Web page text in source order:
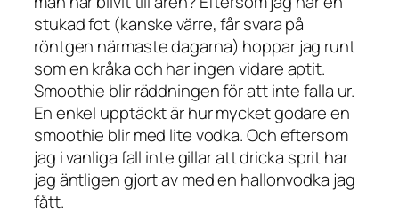
stukad fot (kanske värre, får svara på
röntgen närmaste dagarna) hoppar jag runt
som en kråka och har ingen vidare aptit.
Smoothie blir räddningen för att inte falla ur.
En enkel upptäckt är hur mycket godare en
smoothie blir med lite vodka. Och eftersom
jag i vanliga fall inte gillar att dricka sprit har
jag äntligen gjort av med en hallonvodka jag
fått.